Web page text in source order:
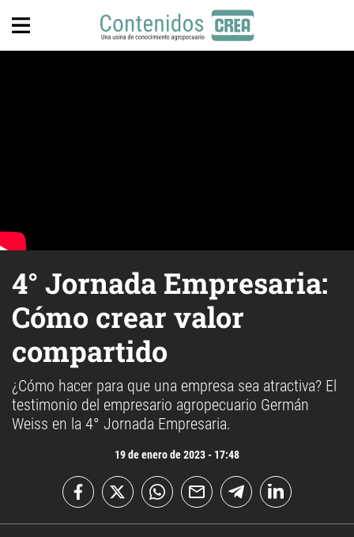
4° Jornada Empresaria:
Cómo crear valor
compartido
¿Cómo hacer para que una empresa sea atractiva? El
testimonio del empresario agropecuario Germán
Weiss en la 4° Jornada Empresaria.
19 de enero de 2023 - 17:48